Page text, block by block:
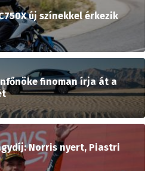
új színekkel érkezik
finoman írja át a
Norris nyert, Piastri